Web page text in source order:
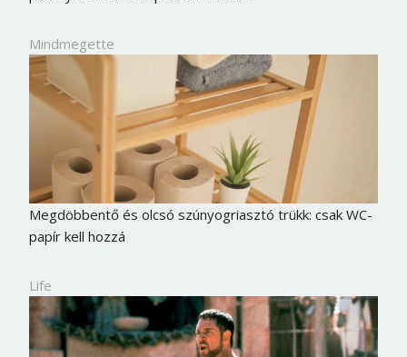
Mindmegette
Megdöbbentő és olcsó szúnyogriasztó trükk: csak WC-
papír kell hozzá
Life